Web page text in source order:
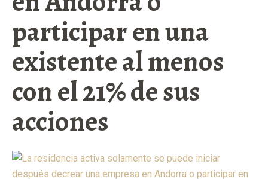
participar en una
existente al menos
con el 21% de sus
acciones